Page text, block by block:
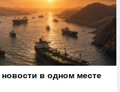
в одном месте